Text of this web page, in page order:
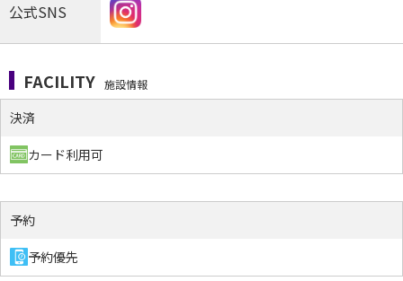
公式SNS
FACILITY 施設情報
決済
カード利用可
予約
予約優先